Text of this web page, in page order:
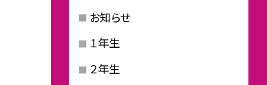
お知らせ
１年生
２年生